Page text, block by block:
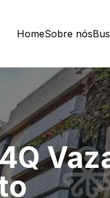
HomeSobre nós